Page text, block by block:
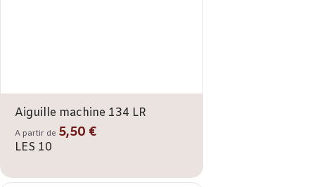
Aiguille machine 134 LR
A partir de 5,50 €
LES 10